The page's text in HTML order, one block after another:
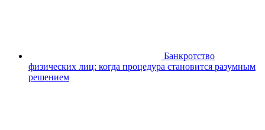
Банкротство
физических лиц: когда процедура становится разумным
решением